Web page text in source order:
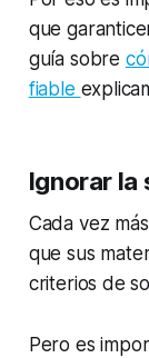
que
guía sobre
fiable
Ignorar la
Cada vez
que sus
criterios de
Pero es